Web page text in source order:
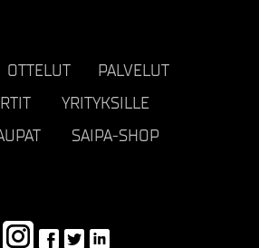
OTTELUT
PALVELUT
YRITYKSILLE
SAIPA-SHOP